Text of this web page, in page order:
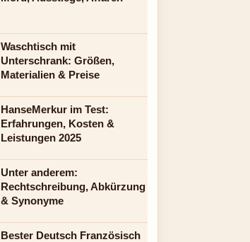
Waschtisch mit
Unterschrank: Größen,
Materialien & Preise
HanseMerkur im Test:
Erfahrungen, Kosten &
Leistungen 2025
Unter anderem:
Rechtschreibung, Abkürzung
& Synonyme
Bester Deutsch Französisch